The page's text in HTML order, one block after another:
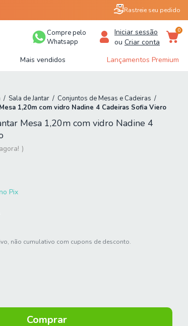
Rastreie seu pedido
Compre pelo
Whatsapp
Iniciar sessão
ou Criar conta
0
Mais vendidos Lançamentos Premium
/ Sala de Jantar / Conjuntos de Mesas e Cadeiras /
1,20m com vidro Nadine 4 Cadeiras Sofia Viero
Mesa 1,20m com vidro Nadine 4
Pix
não cumulativo com cupons de desconto.